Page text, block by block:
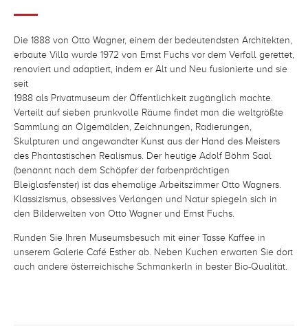
Die 1888 von Otto Wagner, einem der bedeutendsten Architekten,
erbaute Villa wurde 1972 von Ernst Fuchs vor dem Verfall gerettet,
renoviert und adaptiert, indem er Alt und Neu fusionierte und sie
seit
1988 als Privatmuseum der Öffentlichkeit zugänglich machte.
Verteilt auf sieben prunkvolle Räume findet man die weltgrößte
Sammlung an Ölgemälden, Zeichnungen, Radierungen,
Skulpturen und angewandter Kunst aus der Hand des Meisters
des Phantastischen Realismus. Der heutige Adolf Böhm Saal
(benannt nach dem Schöpfer der farbenprächtigen
Bleiglasfenster) ist das ehemalige Arbeitszimmer Otto Wagners.
Klassizismus, obsessives Verlangen und Natur spiegeln sich in
den Bilderwelten von Otto Wagner und Ernst Fuchs.
Runden Sie Ihren Museumsbesuch mit einer Tasse Kaffee in
unserem Galerie Café Esther ab. Neben Kuchen erwarten Sie dort
auch andere österreichische Schmankerln in bester Bio-Qualität.